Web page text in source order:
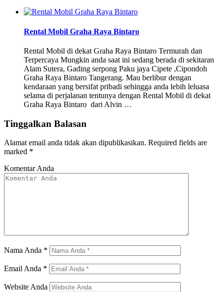
Rental Mobil Graha Raya Bintaro
Rental Mobil di dekat Graha Raya Bintaro Termurah dan
Terpercaya Mungkin anda saat ini sedang berada di sekitaran
Alam Sutera, Gading serpong Paku jaya Cipete ,Cipondoh
Graha Raya Bintaro Tangerang. Mau berlibur dengan
kendaraan yang bersifat pribadi sehingga anda lebih leluasa
selama di perjalanan tentunya dengan Rental Mobil di dekat
Graha Raya Bintaro dari Alvin …
Tinggalkan Balasan
Alamat email anda tidak akan dipublikasikan. Required fields are
marked *
Komentar Anda
Nama Anda *
Email Anda *
Website Anda